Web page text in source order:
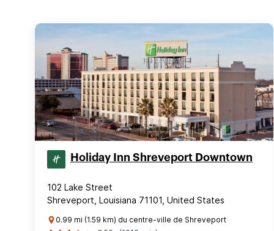
Holiday Inn Shreveport Downtown
102 Lake Street
Shreveport, Louisiana 71101, United States
0.99 mi (1.59 km) du centre-ville de Shreveport